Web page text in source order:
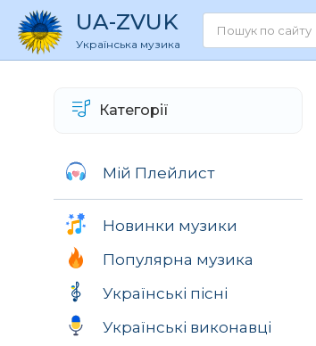
UA-ZVUK
Українська музика
Категорії
Мій Плейлист
Новинки музики
Популярна музика
Українські пісні
Українські виконавці